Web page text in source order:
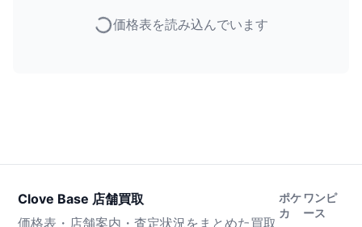
価格表を読み込んでいます
Clove Base 店舗買取
価格表・店舗案内・査定状況をまとめた買取
ポケ
カ
ワンピ
ース